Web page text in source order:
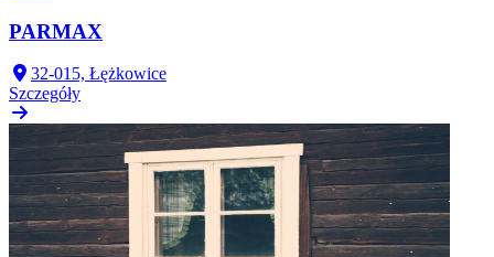
PARMAX
32-015, Łężkowice
Szczegóły